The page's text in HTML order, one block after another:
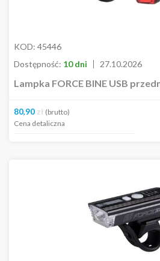
KOD: 45446
Dostępność: 10 dni 27.10.2026
Lampka FORCE BINE USB
80,90 zł (brutto)
Cena detaliczna